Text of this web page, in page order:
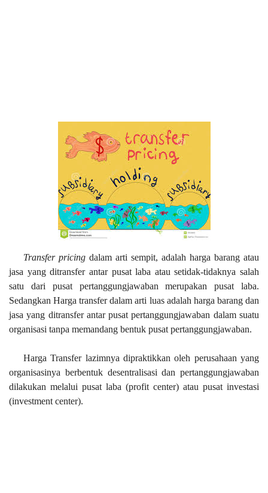
Transfer pricing dalam arti sempit, adalah harga barang atau
jasa yang ditransfer antar pusat laba atau setidak-tidaknya salah
satu dari pusat pertanggungjawaban merupakan pusat laba.
Sedangkan Harga transfer dalam arti luas adalah harga barang dan
jasa yang ditransfer antar pusat pertanggungjawaban dalam suatu
organisasi tanpa memandang bentuk pusat pertanggungjawaban.
Harga Transfer lazimnya dipraktikkan oleh perusahaan yang
organisasinya berbentuk desentralisasi dan pertanggungjawaban
dilakukan melalui pusat laba (profit center) atau pusat investasi
(investment center).